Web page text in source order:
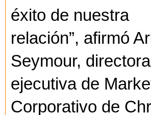
éxito de nuestra
relación”, afirmó
Seymour, directora
ejecutiva de
Corporativo de